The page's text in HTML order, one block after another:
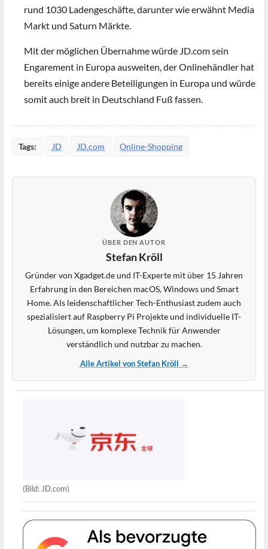
rund 1030 Ladengeschäfte, darunter wie erwähnt Media
Markt und Saturn Märkte.
Mit der möglichen Übernahme würde JD.com sein
Engarement in Europa ausweiten, der Onlinehändler hat
bereits einige andere Beteiligungen in Europa und würde
somit auch breit in Deutschland Fuß fassen.
Tags: JD JD.com Online-Shopping
ÜBER DEN AUTOR
Stefan Kröll
Gründer von Xgadget.de und IT-Experte mit über 15 Jahren
Erfahrung in den Bereichen macOS, Windows und Smart
Home. Als leidenschaftlicher Tech-Enthusiast zudem auch
spezialisiert auf Raspberry Pi Projekte und individuelle IT-
Lösungen, um komplexe Technik für Anwender
verständlich und nutzbar zu machen.
Alle Artikel von Stefan Kröll →
(Bild: JD.com)